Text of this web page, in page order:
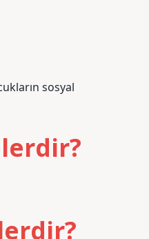
sosyal